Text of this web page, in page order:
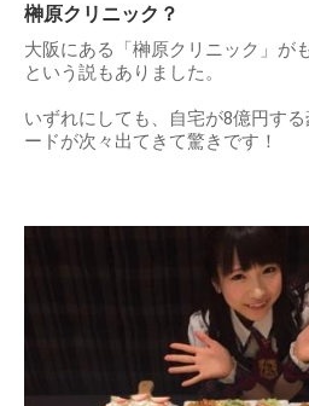
榊原クリニック？
大阪にある「榊原クリニック」が
という説もありました。
いずれにしても、自宅が8億円す
ードが次々出てきて驚きです！